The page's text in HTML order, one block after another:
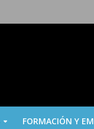
FORMACIÓN Y